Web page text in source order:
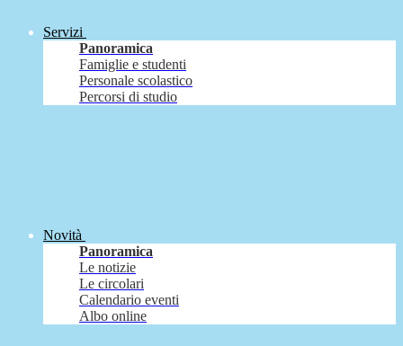
Servizi
Panoramica
Famiglie e studenti
Personale scolastico
Percorsi di studio
Novità
Panoramica
Le notizie
Le circolari
Calendario eventi
Albo online